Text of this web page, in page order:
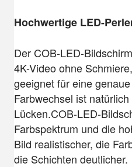
Hochwertige LED-
Der COB-LED-Bildschirm
4K-Video ohne
geeignet für eine
Farbwechsel ist
Lücken.COB-LED-
Farbspektrum und die
Bild realistischer, die
die Schichten deutlicher.